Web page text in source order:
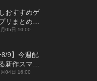
おすすめゲ
リまとめ｜
ン対応あり
05日 10:00
8/9】今週配
新作スマホ
まとめてお
04日 16:00